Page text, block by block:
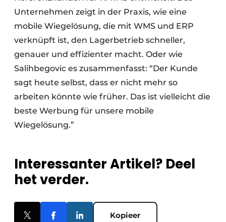
Unternehmen zeigt in der Praxis, wie eine
mobile Wiegelösung, die mit WMS und ERP
verknüpft ist, den Lagerbetrieb schneller,
genauer und effizienter macht. Oder wie
Salihbegovic es zusammenfasst: “Der Kunde
sagt heute selbst, dass er nicht mehr so
arbeiten könnte wie früher. Das ist vielleicht die
beste Werbung für unsere mobile
Wiegelösung.”
Interessanter Artikel? Deel
het verder.
Kopieer